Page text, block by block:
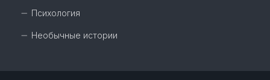
Психология
Необычные истории